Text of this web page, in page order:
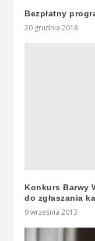
Bezpłatny
20 grudnia 2018
Konkurs Barwy
do zgłaszania
9 września 2013